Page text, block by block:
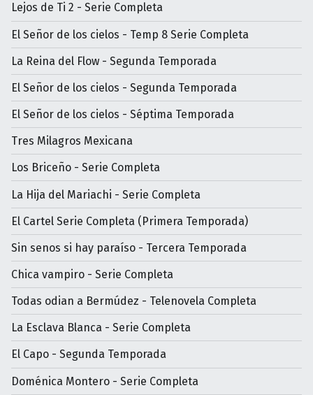
Lejos de Ti 2 - Serie Completa
El Señor de los cielos - Temp 8 Serie Completa
La Reina del Flow - Segunda Temporada
El Señor de los cielos - Segunda Temporada
El Señor de los cielos - Séptima Temporada
Tres Milagros Mexicana
Los Briceño - Serie Completa
La Hija del Mariachi - Serie Completa
El Cartel Serie Completa (Primera Temporada)
Sin senos si hay paraíso - Tercera Temporada
Chica vampiro - Serie Completa
Todas odian a Bermúdez - Telenovela Completa
La Esclava Blanca - Serie Completa
El Capo - Segunda Temporada
Doménica Montero - Serie Completa